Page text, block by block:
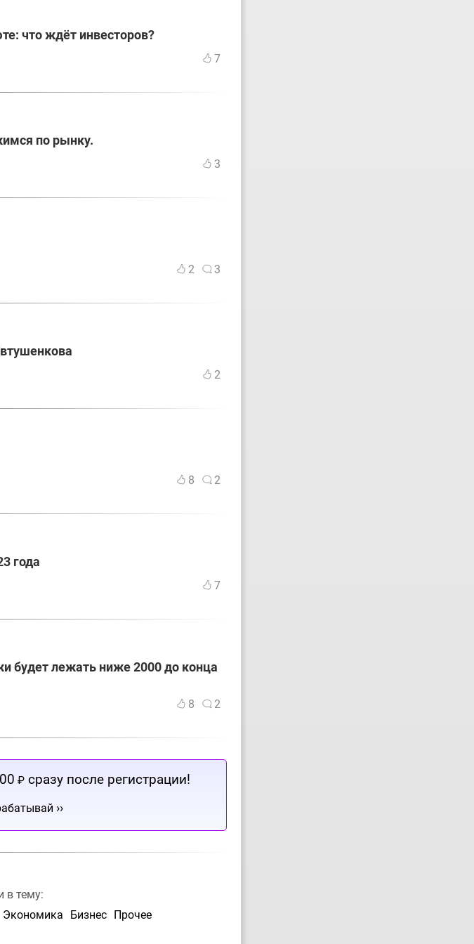
что ждёт инвесторов?
7
по рынку.
3
2 3
2
8 2
года
7
будет лежать ниже 2000 до конца
8 2
₽ сразу после регистрации!
››
в тему:
Экономика Бизнес Прочее